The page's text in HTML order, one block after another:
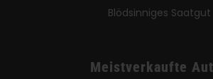
Blödsinniges Saatgut
Meistverkaufte